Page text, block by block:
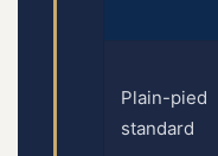
Plain-pied
standard